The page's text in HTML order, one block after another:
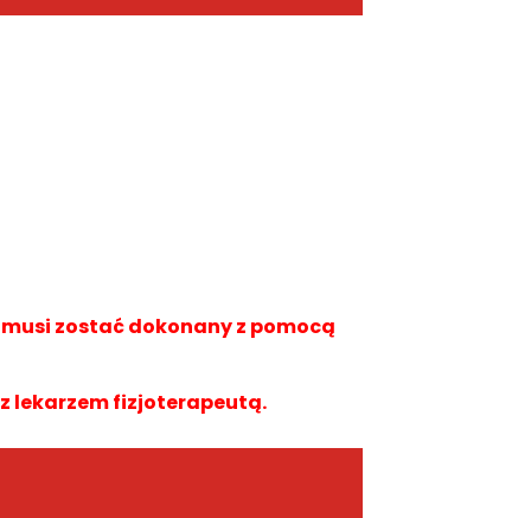
zostać dokonany z pomocą
lekarzem fizjoterapeutą.